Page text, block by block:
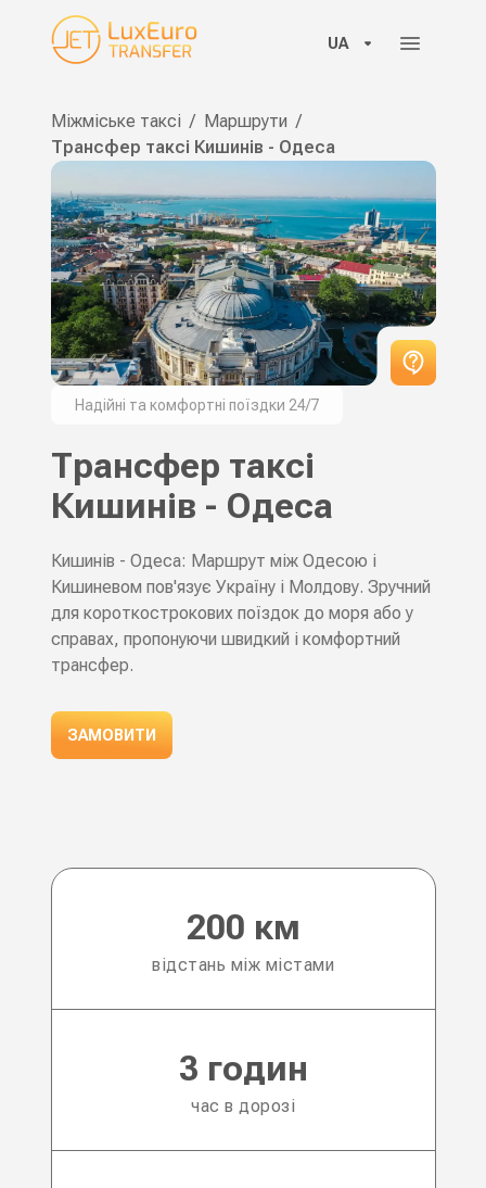
UA
Міжміське таксі / Маршрути /
Трансфер таксі Кишинів - Одеса
Надійні та комфортні поїздки 24/7
Трансфер таксі
Кишинів - Одеса
Кишинів - Одеса: Маршрут між Одесою і
Кишиневом пов'язує Україну і Молдову. Зручний
для короткострокових поїздок до моря або у
справах, пропонуючи швидкий і комфортний
трансфер.
ЗАМОВИТИ
відстань між містами
200 км
час в дорозі
3 годин